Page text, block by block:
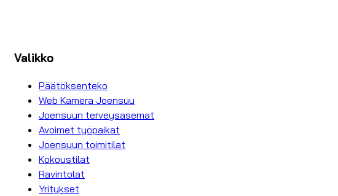
Valikko
Päätöksenteko
Web Kamera Joensuu
Joensuun terveysasemat
Avoimet työpaikat
Joensuun toimitilat
Kokoustilat
Ravintolat
Yritykset